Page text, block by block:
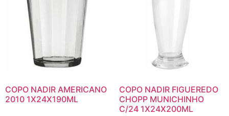
COPO NADIR AMERICANO
2010 1X24X190ML
COPO NADIR FIGUEREDO
CHOPP MUNICHINHO
C/24 1X24X200ML